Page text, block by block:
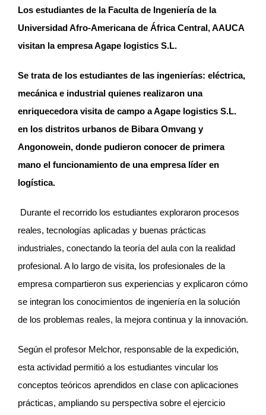
Los estudiantes de la Faculta de Ingeniería de la
Universidad Afro-Americana de África Central, AAUCA
visitan la empresa Agape logistics S.L.
Se trata de los estudiantes de las ingenierías: eléctrica,
mecánica e industrial quienes realizaron una
enriquecedora visita de campo a Agape logistics S.L.
en los distritos urbanos de Bibara Omvang y
Angonowein, donde pudieron conocer de primera
mano el funcionamiento de una empresa líder en
logística.
Durante el recorrido los estudiantes exploraron procesos
reales, tecnologías aplicadas y buenas prácticas
industriales, conectando la teoría del aula con la realidad
profesional. A lo largo de visita, los profesionales de la
empresa compartieron sus experiencias y explicaron cómo
se integran los conocimientos de ingeniería en la solución
de los problemas reales, la mejora continua y la innovación.
Según el profesor Melchor, responsable de la expedición,
esta actividad permitió a los estudiantes vincular los
conceptos teóricos aprendidos en clase con aplicaciones
prácticas, ampliando su perspectiva sobre el ejercicio